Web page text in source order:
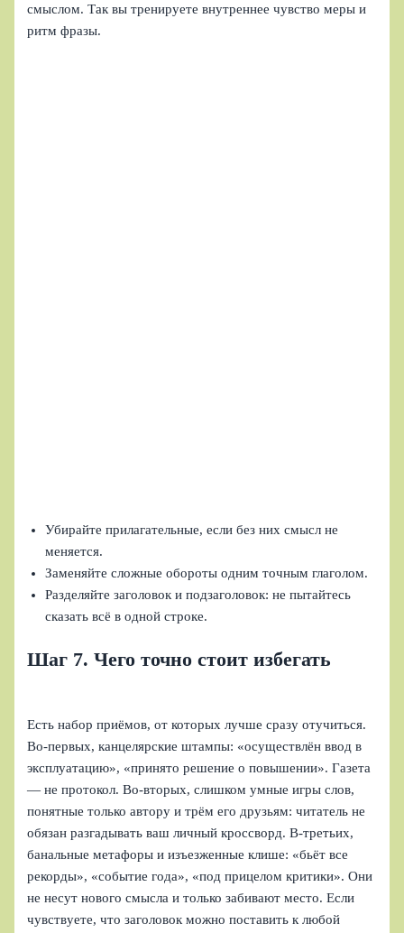
смыслом. Так вы тренируете внутреннее чувство меры и
ритм фразы.
Убирайте прилагательные, если без них смысл не
меняется.
Заменяйте сложные обороты одним точным глаголом.
Разделяйте заголовок и подзаголовок: не пытайтесь
сказать всё в одной строке.
Шаг 7. Чего точно стоит избегать
Есть набор приёмов, от которых лучше сразу отучиться.
Во-первых, канцелярские штампы: «осуществлён ввод в
эксплуатацию», «принято решение о повышении». Газета
— не протокол. Во-вторых, слишком умные игры слов,
понятные только автору и трём его друзьям: читатель не
обязан разгадывать ваш личный кроссворд. В-третьих,
банальные метафоры и изъезженные клише: «бьёт все
рекорды», «событие года», «под прицелом критики». Они
не несут нового смысла и только забивают место. Если
чувствуете, что заголовок можно поставить к любой